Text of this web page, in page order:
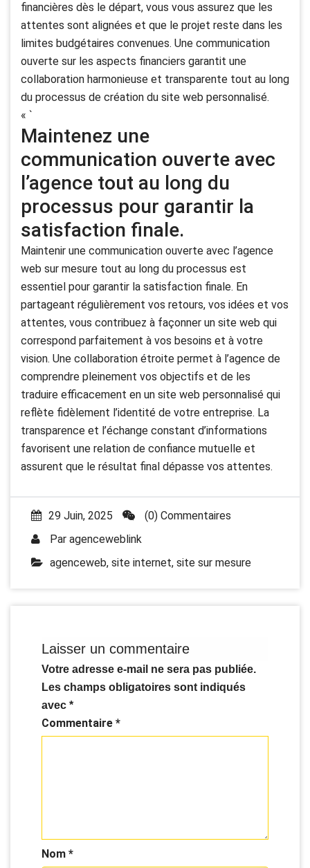
financières dès le départ, vous vous assurez que les
attentes sont alignées et que le projet reste dans les
limites budgétaires convenues. Une communication
ouverte sur les aspects financiers garantit une
collaboration harmonieuse et transparente tout au long
du processus de création du site web personnalisé.
« `
Maintenez une
communication ouverte avec
l’agence tout au long du
processus pour garantir la
satisfaction finale.
Maintenir une communication ouverte avec l’agence
web sur mesure tout au long du processus est
essentiel pour garantir la satisfaction finale. En
partageant régulièrement vos retours, vos idées et vos
attentes, vous contribuez à façonner un site web qui
correspond parfaitement à vos besoins et à votre
vision. Une collaboration étroite permet à l’agence de
comprendre pleinement vos objectifs et de les
traduire efficacement en un site web personnalisé qui
reflète fidèlement l’identité de votre entreprise. La
transparence et l’échange constant d’informations
favorisent une relation de confiance mutuelle et
assurent que le résultat final dépasse vos attentes.
29 Juin, 2025
(0) Commentaires
Par agenceweblink
agenceweb, site internet, site sur mesure
Laisser un commentaire
Votre adresse e-mail ne sera pas publiée.
Les champs obligatoires sont indiqués
avec *
Commentaire *
Nom *